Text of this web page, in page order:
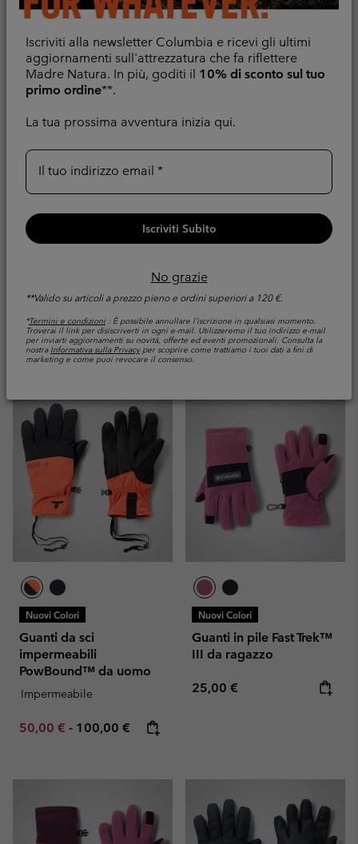
Iscriviti alla newsletter Columbia e ricevi gli ultimi
aggiornamenti sull'attrezzatura che fa riflettere
Madre Natura. In più, goditi il 10% di sconto sul tuo
primo ordine**.
La tua prossima avventura inizia qui.
Il tuo indirizzo email
Iscriviti Subito
No grazie
**Valido su articoli a prezzo pieno e ordini superiori a 120 €.
*Termini e condizioni: È possibile annullare l’iscrizione in qualsiasi momento.
Troverai il link per disiscriverti in ogni e-mail. Utilizzeremo il tuo indirizzo e-mail
per inviarti aggiornamenti su novità, offerte ed eventi promozionali. Consulta la
nostra Informativa sulla Privacyper scoprire come trattiamo i tuoi dati a fini di
marketing e come puoi revocare il consenso.
Nuovi Colori
Guanti Sherpa Helvetia™
Regular price:
45,00 €
Nuovi Colori
Guanti da Arctic Crest
Glove™ da donna
Caldo
Regular price:
40,00 €
Nuovi Colori
Guanti da sci
impermeabili
PowBound™ da uomo
Impermeabile
Minimum sale price:
50,00 € - Maximum price:
100,00 €
Nuovi Colori
Guanti in pile Fast Trek™
III da ragazzo
Regular price:
25,00 €